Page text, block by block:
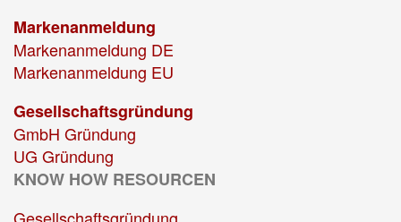
Markenanmeldung
Markenanmeldung DE
Markenanmeldung EU
Gesellschaftsgründung
GmbH Gründung
UG Gründung
KNOW HOW RESOURCEN